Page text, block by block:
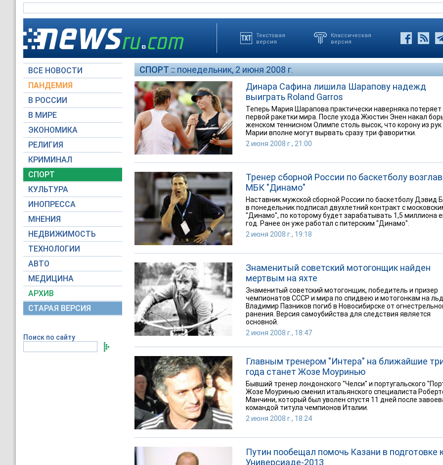
Текстовая
версия
Классическая
версия
ВСЕ НОВОСТИ
ПАНДЕМИЯ
В РОССИИ
В МИРЕ
ЭКОНОМИКА
РЕЛИГИЯ
КРИМИНАЛ
СПОРТ
КУЛЬТУРА
ИНОПРЕССА
МНЕНИЯ
НЕДВИЖИМОСТЬ
ТЕХНОЛОГИИ
АВТО
МЕДИЦИНА
АРХИВ
СТАРАЯ ВЕРСИЯ
Поиск по сайту
СПОРТ :: понедельник, 2 июня 2008 г.
Динара Сафина лишила Шарапову надежд
выиграть Roland Garros
Теперь Мария Шарапова практически наверняка потеряет
первой ракетки мира. После ухода Жюстин Энен накал
женском теннисном Олимпе столь высок, что корону из рук
Марии вполне могут вырвать сразу три фаворитки.
2 июня 2008 г., 21:00
Тренер сборной России по баскетболу
МБК "Динамо"
Наставник мужской сборной России по баскетболу Дэвид
в понедельник подписал двухлетний контракт с
"Динамо", по которому будет зарабатывать 1,5 миллиона
год. Ранее он уже работал с питерским "Динамо".
2 июня 2008 г., 19:18
Знаменитый советский мотогонщик найден
мертвым на яхте
Знаменитый советский мотогонщик, победитель и призер
чемпионатов СССР и мира по спидвею и мотогонкам на
Владимир Пазников погиб в Новосибирске от
ранения. Версия самоубийства для следствия является
основной.
2 июня 2008 г., 18:47
Главным тренером "Интера" на ближайшие
года станет Жозе Моуринью
Бывший тренер лондонского "Челси" и португальского
Жозе Моуринью сменил итальянского специалиста
Манчини, который был уволен спустя 11 дней после
командой титула чемпионов Италии.
2 июня 2008 г., 18:24
Путин пообещал помочь Казани в подготовке
Универсиаде-2013